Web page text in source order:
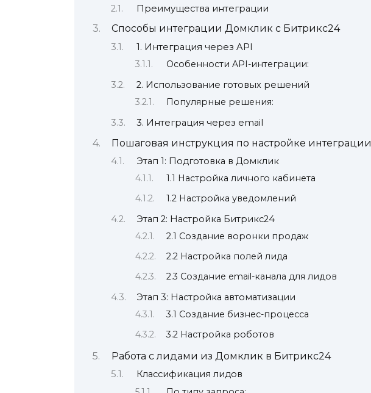
Преимущества интеграции
Способы интеграции Домклик с Битрикс24
1. Интеграция через API
Особенности API-интеграции:
2. Использование готовых решений
Популярные решения:
3. Интеграция через email
Пошаговая инструкция по настройке интеграции
Этап 1: Подготовка в Домклик
1.1 Настройка личного кабинета
1.2 Настройка уведомлений
Этап 2: Настройка Битрикс24
2.1 Создание воронки продаж
2.2 Настройка полей лида
2.3 Создание email-канала для лидов
Этап 3: Настройка автоматизации
3.1 Создание бизнес-процесса
3.2 Настройка роботов
Работа с лидами из Домклик в Битрикс24
Классификация лидов